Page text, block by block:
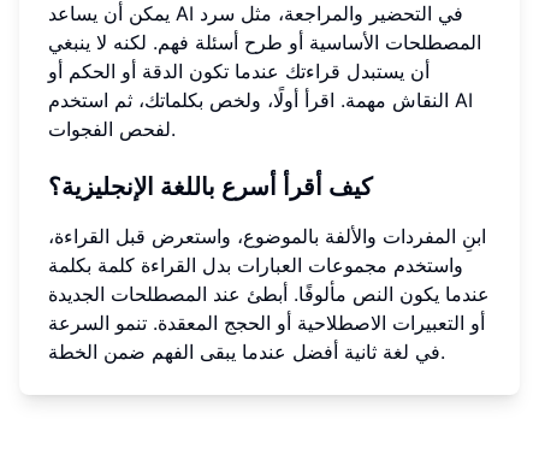
يمكن أن يساعد AI في التحضير والمراجعة، مثل سرد
المصطلحات الأساسية أو طرح أسئلة فهم. لكنه لا ينبغي
أن يستبدل قراءتك عندما تكون الدقة أو الحكم أو
النقاش مهمة. اقرأ أولًا، ولخص بكلماتك، ثم استخدم AI
لفحص الفجوات.
كيف أقرأ أسرع باللغة الإنجليزية؟
ابنِ المفردات والألفة بالموضوع، واستعرض قبل القراءة،
واستخدم مجموعات العبارات بدل القراءة كلمة بكلمة
عندما يكون النص مألوفًا. أبطئ عند المصطلحات الجديدة
أو التعبيرات الاصطلاحية أو الحجج المعقدة. تنمو السرعة
في لغة ثانية أفضل عندما يبقى الفهم ضمن الخطة.